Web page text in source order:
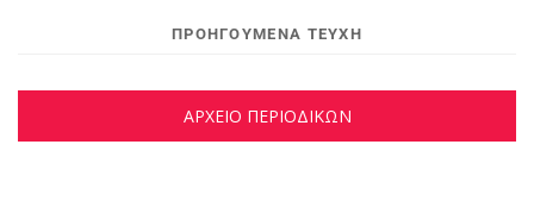
ΠΡΟΗΓΟΥΜΕΝΑ ΤΕΥΧΗ
ΑΡΧΕΙΟ ΠΕΡΙΟΔΙΚΩΝ